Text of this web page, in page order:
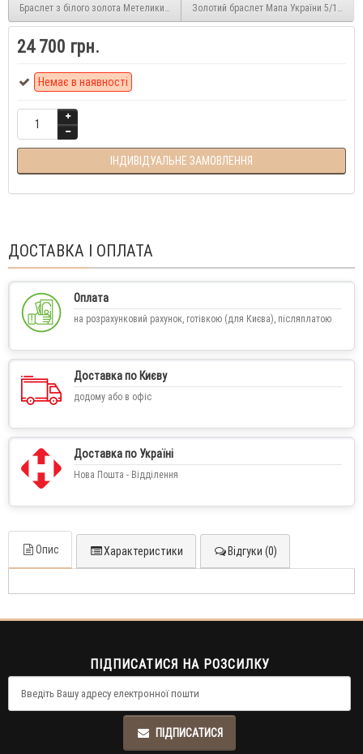
Браслет з білого золота Метелики 5/1015/1 Золотий браслет Мапа України 5/1019
24 700 грн.
Немає в наявності
ІНДИВІДУАЛЬНЕ ЗАМОВЛЕННЯ
ДОСТАВКА І ОПЛАТА
Оплата
на розрахунковий рахунок, готівкою (для Києва), післяплатою
Доставка по Києву
додому або в офіс
Доставка по Україні
Нова Пошта - Відділення
Опис Характеристики Відгуки (0)
ПІДПИСАТИСЯ НА РОЗСИЛКУ
ПІДПИСАТИСЯ